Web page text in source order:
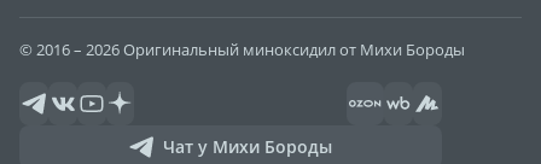
© 2016 – 2026 Оригинальный миноксидил от Михи Бороды
Чат у Михи Бороды